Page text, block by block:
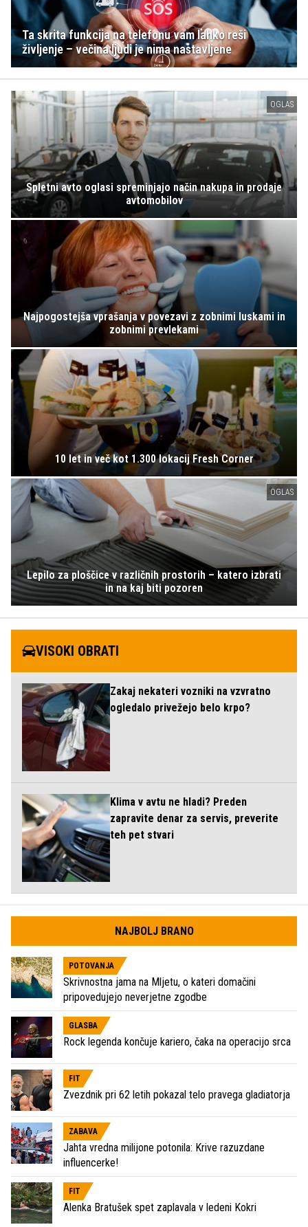
Ta skrita funkcija na telefonu vam lahko reši
življenje – večina ljudi je nima nastavljene
OGLAS
Spletni avto oglasi spreminjajo način nakupa in prodaje
avtomobilov
Najpogostejša vprašanja v povezavi z zobnimi luskami in
zobnimi prevlekami
10 let in več kot 1.300 lokacij Fresh Corner
OGLAS
Lepilo za ploščice v različnih prostorih – katero izbrati
in na kaj biti pozoren
VISOKI OBRATI
Zakaj nekateri vozniki na vzvratno
ogledalo privežejo belo krpo?
Klima v avtu ne hladi? Preden
zapravite denar za servis, preverite
teh pet stvari
NAJBOLJ BRANO
POTOVANJA
Skrivnostna jama na Mljetu, o kateri domačini
pripovedujejo neverjetne zgodbe
GLASBA
Rock legenda končuje kariero, čaka na operacijo srca
FIT
Zvezdnik pri 62 letih pokazal telo pravega gladiatorja
ZABAVA
Jahta vredna milijone potonila: Krive razuzdane
influencerke!
FIT
Alenka Bratušek spet zaplavala v ledeni Kokri